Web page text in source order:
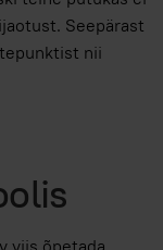
Seepärast
nii